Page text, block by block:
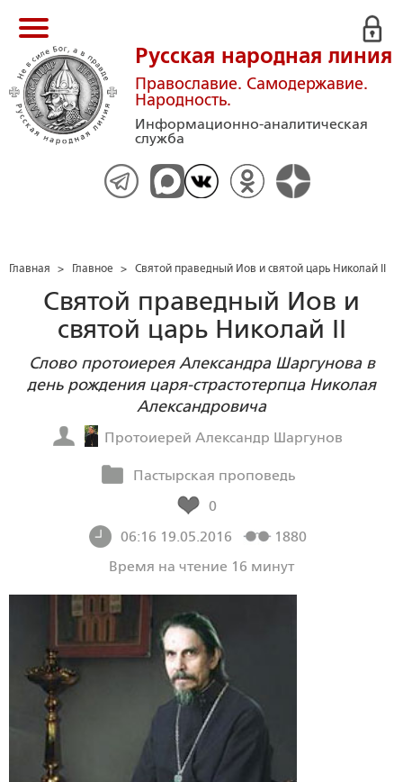
Русская народная линия
Православие. Самодержавие.
Народность.
Информационно-аналитическая
служба
Главная > Главное > Святой праведный Иов и святой царь Николай II
Святой праведный Иов и
святой царь Николай II
Слово протоиерея Александра Шаргунова в
день рождения царя-страстотерпца Николая
Александровича
Протоиерей Александр Шаргунов
Пастырская проповедь
0
06:16 19.05.2016
1880
Время на чтение 16 минут